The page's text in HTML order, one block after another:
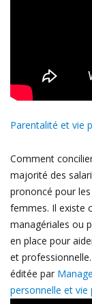
Parentalité et vie
Comment
majorité des
prononcé pour
femmes. Il existe
managériales ou
en place pour
et
éditée par
personnelle et vie